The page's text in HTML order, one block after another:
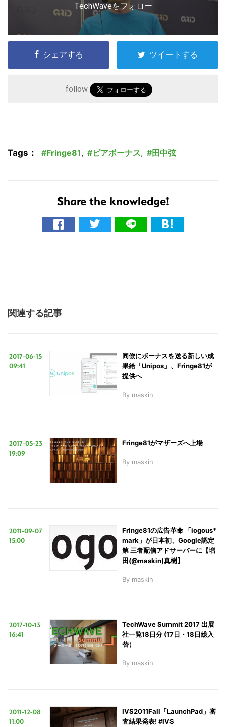
TechWaveをフォロー
シェアする ツイートする
follow
Tags： Fringe81, ピアボーナス, 田中弦
Share the knowledge!
関連する記事
2017-06-15
09:41
同僚にボーナスを送る新しい成
果給「Unipos」、Fringe81が
提供へ
By maskin
2017-05-23
19:09
Fringe81がマザーズへ上場
By maskin
2011-09-07
15:00
Fringe81の広告革命 「iogous*
mark」が日本初、Google認定
第 三者配信アドサーバーに【増
田(@maskin)真樹】
By maskin
2017-10-13
16:41
TechWave Summit 2017 出展
社一覧18日分 (17日・18日総入
替）
By maskin
2011-12-08
11:00
IVS2011Fall「LaunchPad」審
査結果発表! #IVS